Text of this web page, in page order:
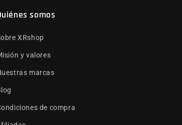
somos
XRshop
y valores
marcas
de compra